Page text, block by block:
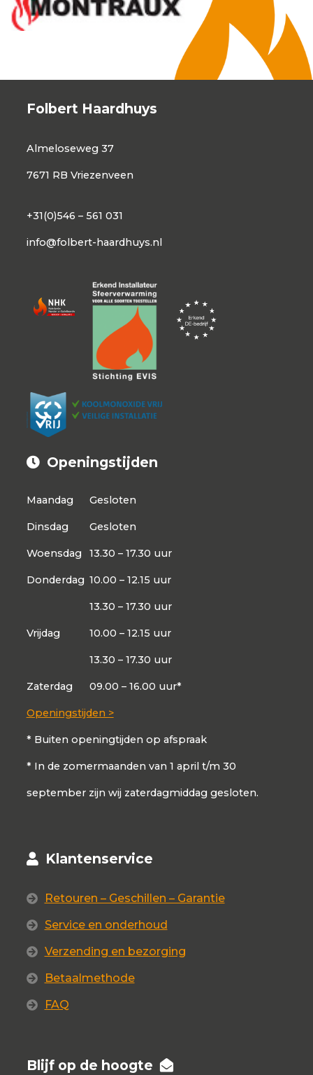
Folbert Haardhuys
Almeloseweg 37
7671 RB Vriezenveen
+31(0)546 – 561 031
info@folbert-haardhuys.nl
Openingstijden
Maandag Gesloten
Dinsdag Gesloten
Woensdag 13.30 – 17.30 uur
Donderdag 10.00 – 12.15 uur
13.30 – 17.30 uur
Vrijdag 10.00 – 12.15 uur
13.30 – 17.30 uur
Zaterdag 09.00 – 16.00 uur*
Openingstijden >
* Buiten openingtijden op afspraak
* In de zomermaanden van 1 april t/m 30
september zijn wij zaterdagmiddag gesloten.
Klantenservice
Retouren – Geschillen – Garantie
Service en onderhoud
Verzending en bezorging
Betaalmethode
FAQ
Blijf op de hoogte